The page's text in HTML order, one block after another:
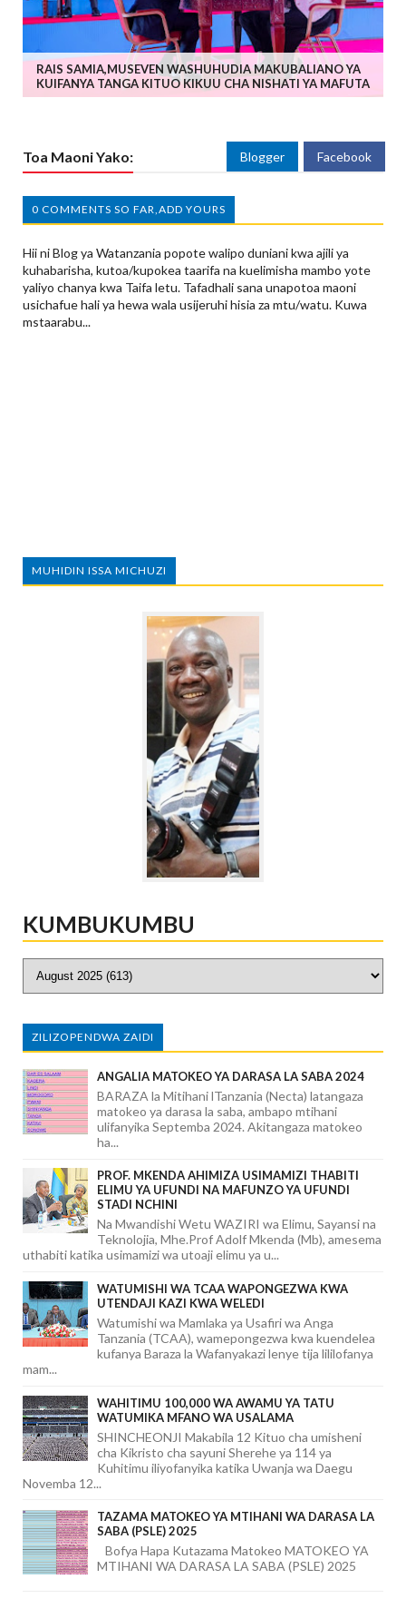
RAIS SAMIA,MUSEVEN WASHUHUDIA MAKUBALIANO YA
KUIFANYA TANGA KITUO KIKUU CHA NISHATI YA MAFUTA
Toa Maoni Yako: Blogger Facebook
0 COMMENTS SO FAR,ADD YOURS
Hii ni Blog ya Watanzania popote walipo duniani kwa ajili ya
kuhabarisha, kutoa/kupokea taarifa na kuelimisha mambo yote
yaliyo chanya kwa Taifa letu. Tafadhali sana unapotoa maoni
usichafue hali ya hewa wala usijeruhi hisia za mtu/watu. Kuwa
mstaarabu...
MUHIDIN ISSA MICHUZI
KUMBUKUMBU
ZILIZOPENDWA ZAIDI
ANGALIA MATOKEO YA DARASA LA SABA 2024
BARAZA la Mitihani lTanzania (Necta) latangaza
matokeo ya darasa la saba, ambapo mtihani
ulifanyika Septemba 2024. Akitangaza matokeo
ha...
PROF. MKENDA AHIMIZA USIMAMIZI THABITI
ELIMU YA UFUNDI NA MAFUNZO YA UFUNDI
STADI NCHINI
Na Mwandishi Wetu WAZIRI wa Elimu, Sayansi na
Teknolojia, Mhe.Prof Adolf Mkenda (Mb), amesema
uthabiti katika usimamizi wa utoaji elimu ya u...
WATUMISHI WA TCAA WAPONGEZWA KWA
UTENDAJI KAZI KWA WELEDI
Watumishi wa Mamlaka ya Usafiri wa Anga
Tanzania (TCAA), wamepongezwa kwa kuendelea
kufanya Baraza la Wafanyakazi lenye tija lililofanya
mam...
WAHITIMU 100,000 WA AWAMU YA TATU
WATUMIKA MFANO WA USALAMA
SHINCHEONJI Makabila 12 Kituo cha umisheni
cha Kikristo cha sayuni Sherehe ya 114 ya
Kuhitimu iliyofanyika katika Uwanja wa Daegu
Novemba 12...
TAZAMA MATOKEO YA MTIHANI WA DARASA LA
SABA (PSLE) 2025
Bofya Hapa Kutazama Matokeo MATOKEO YA
MTIHANI WA DARASA LA SABA (PSLE) 2025